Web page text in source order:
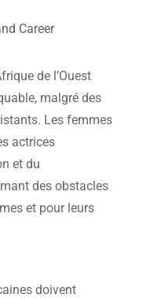
Career
de l’Ouest
malgré des
Les femmes
actrices
et du
des obstacles
et pour leurs
doivent